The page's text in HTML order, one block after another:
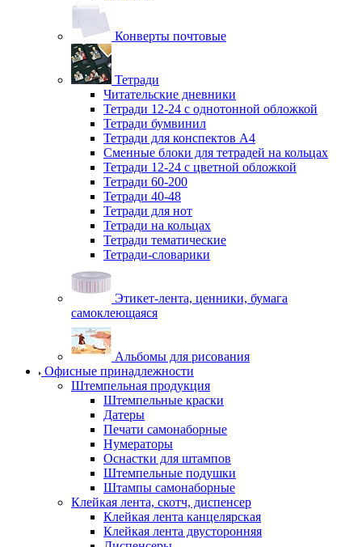
Конверты почтовые
Тетради
Читательские дневники
Тетради 12-24 с однотонной обложкой
Тетради бумвинил
Тетради для конспектов А4
Сменные блоки для тетрадей на кольцах
Тетради 12-24 с цветной обложкой
Тетради 60-200
Тетради 40-48
Тетради для нот
Тетради на кольцах
Тетради тематические
Тетради-словарики
Этикет-лента, ценники, бумага
самоклеющаяся
Альбомы для рисования
Офисные принадлежности
Штемпельная продукция
Штемпельные краски
Датеры
Печати самонаборные
Нумераторы
Оснастки для штампов
Штемпельные подушки
Штампы самонаборные
Клейкая лента, скотч, диспенсер
Клейкая лента канцелярская
Клейкая лента двусторонняя